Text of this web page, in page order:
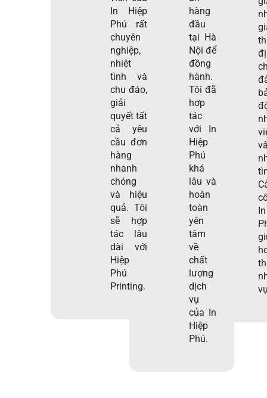
In Hiệp
Phú rất
chuyên
nghiệp,
nhiệt
tình và
chu đáo,
giải
quyết tất
cả yêu
cầu đơn
hàng
nhanh
chóng
và hiệu
quả. Tôi
sẽ hợp
tác lâu
dài với
Hiệp
Phú
Printing.
hàng
đầu
tại Hà
Nội để
đồng
hành.
Tôi đã
hợp
tác
với In
Hiệp
Phú
khá
lâu và
hoàn
toàn
yên
tâm
về
chất
lượng
dịch
vụ
của In
Hiệp
Phú.